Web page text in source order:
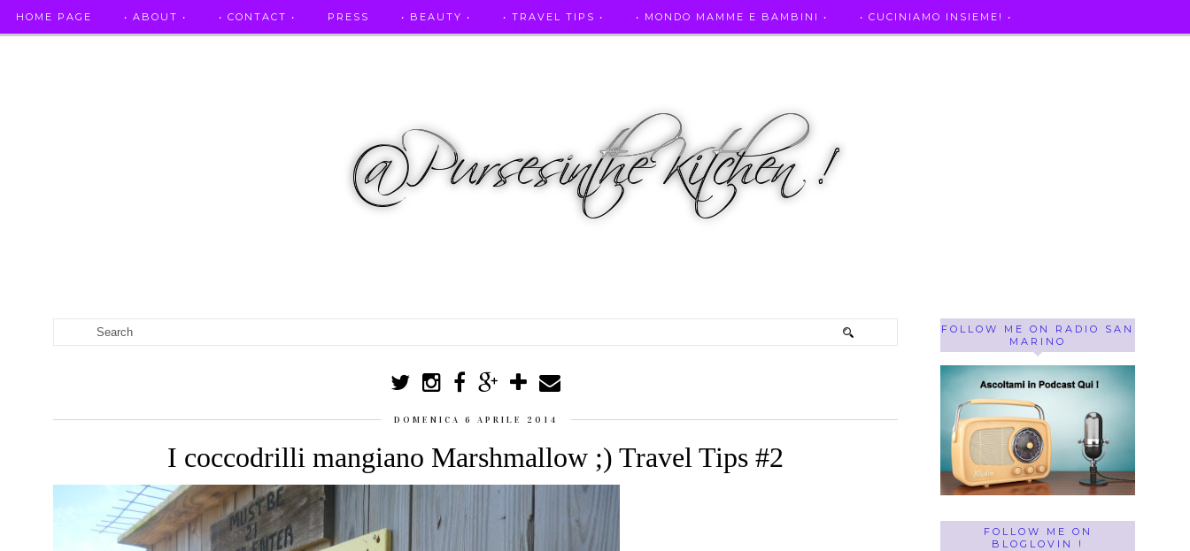
HOME PAGE • ABOUT • • CONTACT • PRESS • BEAUTY • • TRAVEL TIPS • • MONDO MAMME E BAMBINI • • CUCINIAMO INSIEME! •
DOMENICA 6 APRILE 2014
I coccodrilli mangiano Marshmallow ;) Travel Tips #2
FOLLOW ME ON RADIO SAN
MARINO
FOLLOW ME ON
BLOGLOVIN !